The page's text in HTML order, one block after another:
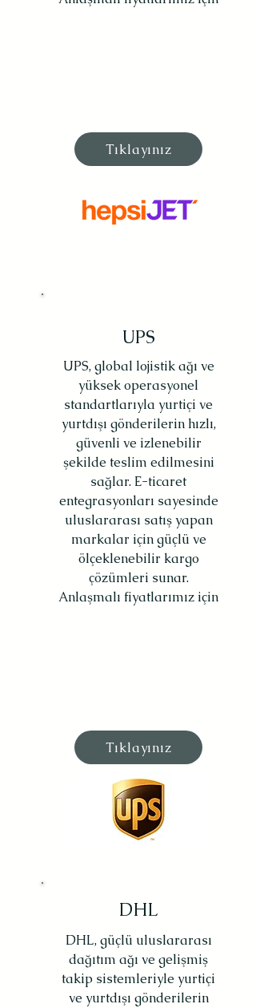
Tıklayınız
UPS
​UPS, global lojistik ağı ve
yüksek operasyonel
standartlarıyla yurtiçi ve
yurtdışı gönderilerin hızlı,
güvenli ve izlenebilir
şekilde teslim edilmesini
sağlar. E-ticaret
entegrasyonları sayesinde
uluslararası satış yapan
markalar için güçlü ve
ölçeklenebilir kargo
çözümleri sunar.
Anlaşmalı fiyatlarımız için
Tıklayınız
DHL
DHL, güçlü uluslararası
dağıtım ağı ve gelişmiş
takip sistemleriyle yurtiçi
ve yurtdışı gönderilerin